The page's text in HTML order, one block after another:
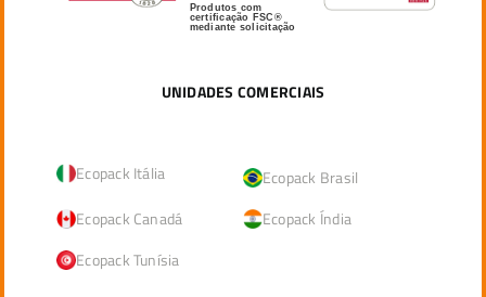
Produtos com
certificação FSC®
mediante solicitação
UNIDADES COMERCIAIS
Ecopack Itália
Ecopack Brasil
Ecopack Canadá
Ecopack Índia
Ecopack Tunísia